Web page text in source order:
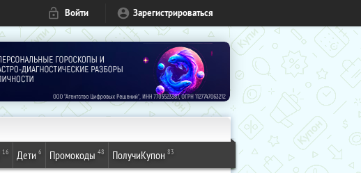
Войти Зарегистрироваться
16 Дети 6 Промокоды 48 ПолучиКупон 83